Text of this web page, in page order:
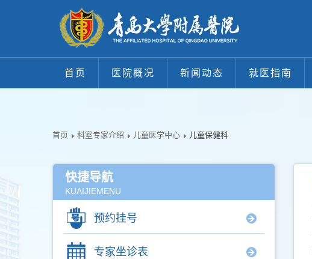
首页 医院概况 新闻动态 就医指南
首页 科室专家介绍 儿童医学中心 儿童保健科
快捷导航
KUAIJIEMENU
预约挂号
专家坐诊表